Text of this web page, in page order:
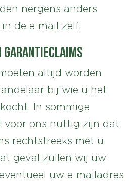
nergens anders
de e-mail zelf.
garantieclaims
altijd worden
bij wie u het
In sommige
voor ons nuttig zijn dat
rechtstreeks met u
geval zullen wij uw
uw e-mailadres